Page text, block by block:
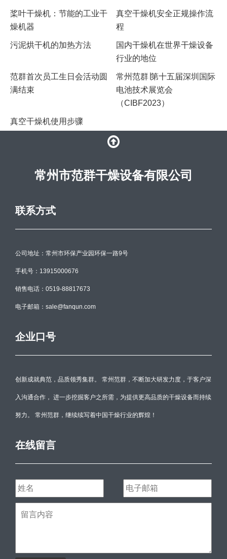
桨叶干燥机：节能的工业干
燥机器
真空干燥机安全正规操作流
程
污泥烘干机的加热方法
国内干燥机在世界干燥设备
行业的地位
范群首次员工生日会活动圆
满结束
常州范群∣第十五届深圳国际
电池技术展览会
（CIBF2023）
真空干燥机使用步骤
常州市范群干燥设备有限公司
联系方式
公司地址：常州市环保产业园环保一路9号
手机号：13915000676
销售电话：0519-88817673
电子邮箱：sale@fanqun.com
企业口号
创新成就典范，品质领秀集群。 常州范群，不断加大研发力度，于客户深
入沟通合作， 进一步挖掘客户之所需，为提供更高品质的干燥设备而持续
努力。 常州范群，继续续写着中国干燥行业的辉煌！
在线留言